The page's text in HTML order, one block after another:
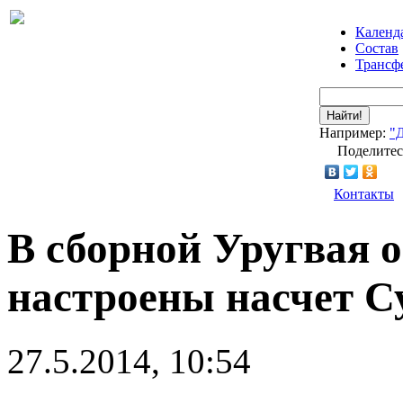
Состав
Найти!
Например:
Контакты
В сборной Уругвая
настроены насчет
27.5.2014, 10:54